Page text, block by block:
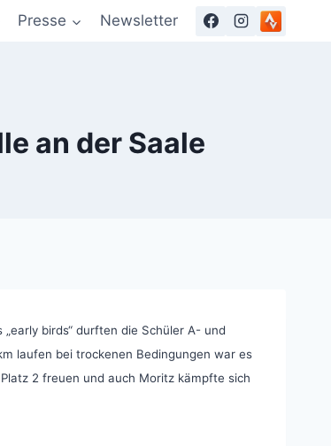
Presse Newsletter
an der Saale
birds“ durften die Schüler A- und
laufen bei trockenen Bedingungen war es
2 freuen und auch Moritz kämpfte sich